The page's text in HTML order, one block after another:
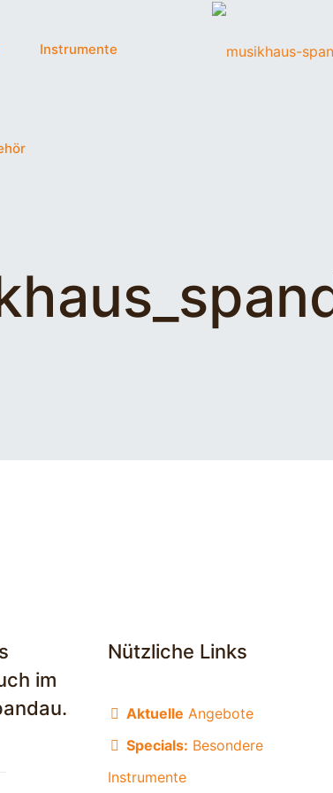
Instrumente
im
Nützliche Links
Aktuelle Angebote
Specials: Besondere
Instrumente